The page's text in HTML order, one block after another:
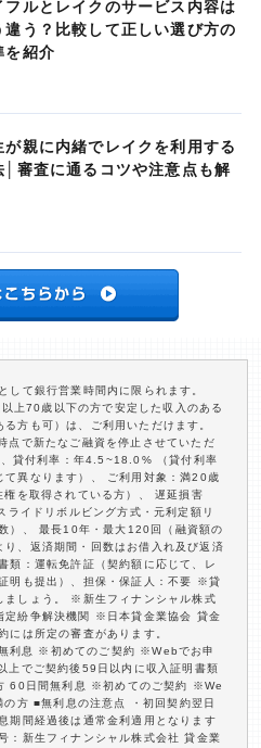
フルとレイクのサービス内容は
違う？比較して正しい選び方の
を紹介
が親に内緒でレイクを利用する
│審査に通るコツや注意点も解
して銀行営業時間内に限られます。
上70歳以下の方で安定した収入のある
方も可）は、ご利用いただけます。
点で新たなご融資を停止させていただ
貸付利率：年4.5~18.0% （貸付利率
て異なります）、 ご利用対象：満20歳
を取得されている方）、 遅延損害
イドリボルビング方式・元利定額リ
）、 最長10年・最大120回（融資額の
、返済期間・回数はお借入れ及び返済
類：運転免許証（契約額に応じて、レ
明も提出）、担保・保証人：不要 ※貸
ましょう。 ※新生フィナンシャル株式
定紛争解決機関 ※日本貸金業協会 貸金
は所定の審査があります。
利息 ※初めてのご契約 ※Webでお申
上でご契約後59日以内に収入証明書類
60日間無利息 ※初めてのご契約 ※We
方 ■無利息の注意点 ・初回契約翌日
期間経過後は通常金利適用となります
：新生フィナンシャル株式会社 貸金業